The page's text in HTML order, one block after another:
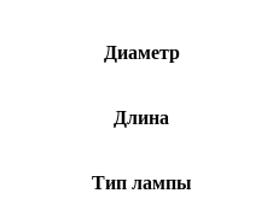
Диаметр
Длина
Тип лампы